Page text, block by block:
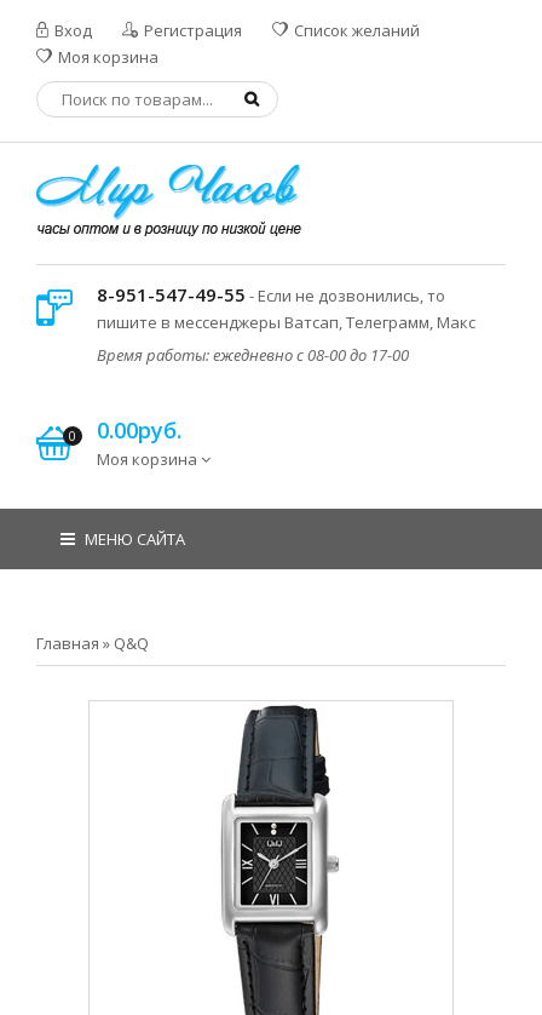
Вход Регистрация
Список желаний
Моя корзина
8-951-547-49-55 - Если не дозвонились, то
пишите в мессенджеры Ватсап, Телеграмм, Макс
Время работы: ежедневно с 08-00 до 17-00
0 0.00руб.
Моя корзина
МЕНЮ САЙТА
Главная » Q&Q